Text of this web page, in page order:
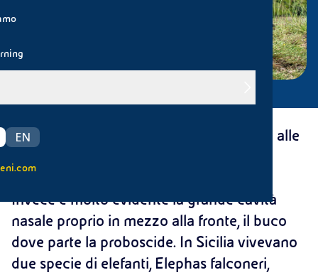
EN
eni.com
Un elefante ha occhi piccoli in relazione alle
Invece è molto evidente la grande cavità
nasale proprio in mezzo alla fronte, il buco
dove parte la proboscide. In Sicilia vivevano
due specie di elefanti, Elephas falconeri,